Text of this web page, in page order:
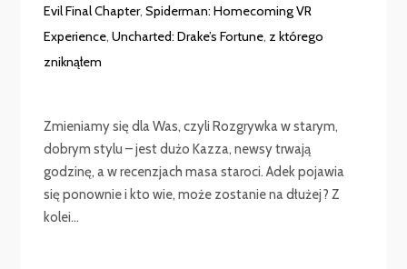
Evil Final Chapter,Spiderman: Homecoming VR
Experience,Uncharted: Drake’s Fortune, z którego
zniknąłem
Zmieniamy się dla Was, czyli Rozgrywka w starym,
dobrym stylu – jest dużo Kazza, newsy trwają
godzinę, a w recenzjach masa staroci. Adek pojawia
się ponownie i kto wie, może zostanie na dłużej? Z
kolei...